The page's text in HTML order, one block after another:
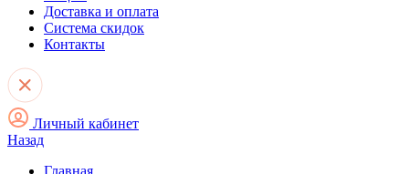
Доставка и оплата
Система скидок
Контакты
Личный кабинет
Назад
Главная